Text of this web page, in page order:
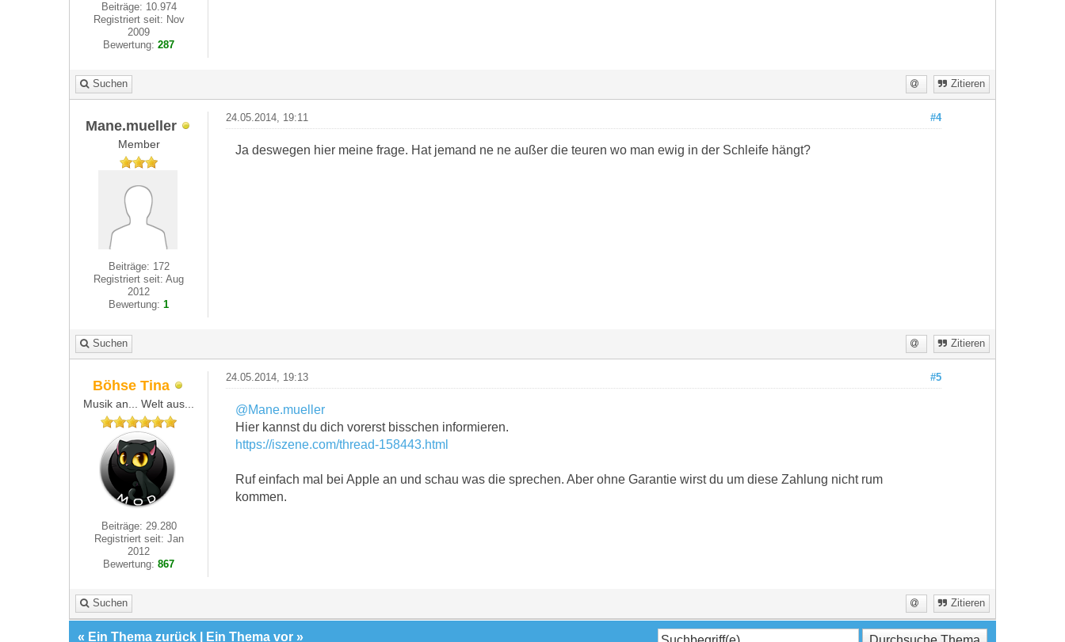
Beiträge: 10.974
Registriert seit: Nov
2009
Bewertung:287
Suchen Zitieren
Mane.mueller
Member
Beiträge: 172
Registriert seit: Aug
2012
Bewertung:1
#4
24.05.2014, 19:11
Ja deswegen hier meine frage. Hat jemand ne ne außer die teuren wo man ewig in der Schleife hängt?
Suchen Zitieren
Böhse Tina
Musik an... Welt aus...
Beiträge: 29.280
Registriert seit: Jan
2012
Bewertung:867
#5
24.05.2014, 19:13
@Mane.mueller
Hier kannst du dich vorerst bisschen informieren.
https://iszene.com/thread-158443.html
Ruf einfach mal bei Apple an und schau was die sprechen. Aber ohne Garantie wirst du um diese Zahlung nicht rum
kommen.
Suchen Zitieren
« Ein Thema zurück Ein Thema vor »